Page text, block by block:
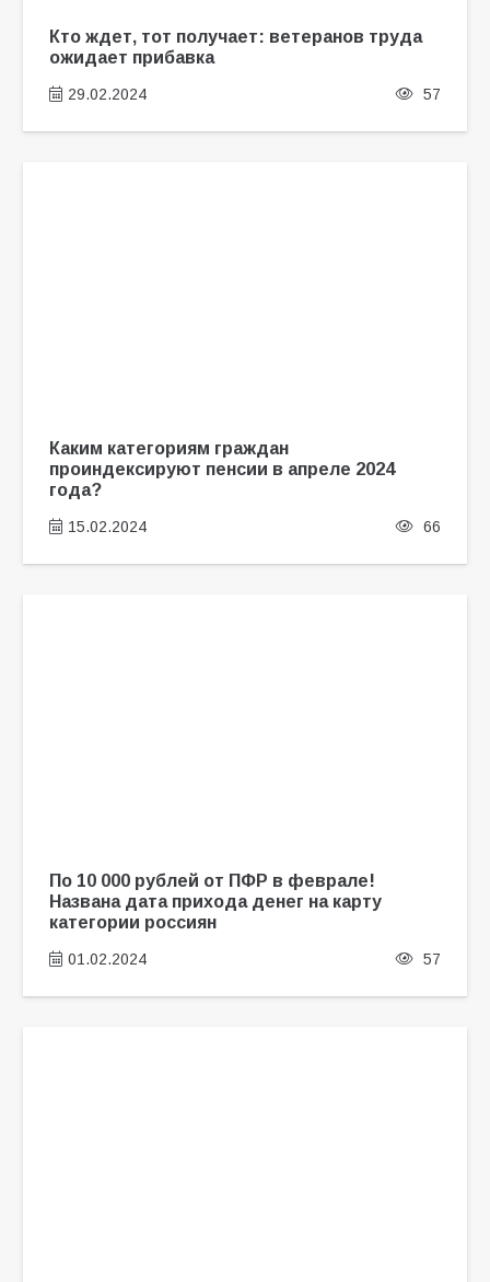
Кто ждет, тот получает: ветеранов труда
ожидает прибавка
29.02.2024 57
Каким категориям граждан
проиндексируют пенсии в апреле 2024
года?
15.02.2024 66
По 10 000 рублей от ПФР в феврале!
Названа дата прихода денег на карту
категории россиян
01.02.2024 57